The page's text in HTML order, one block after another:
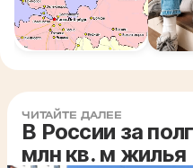
ЧИТАЙТЕ ДАЛЕЕ
В России за
млн кв. м жилья